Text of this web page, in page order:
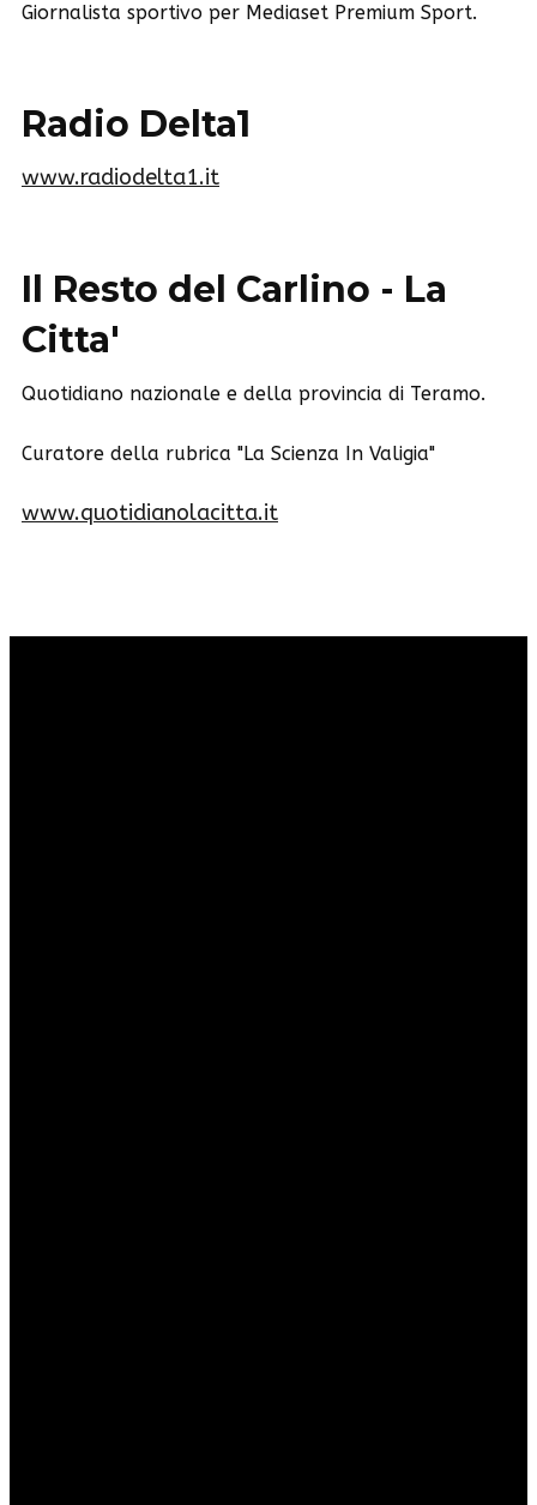
Giornalista sportivo per Mediaset Premium Sport.
Radio Delta1
www.radiodelta1.it
Il Resto del Carlino - La
Citta'
Quotidiano nazionale e della provincia di Teramo.
Curatore della rubrica "La Scienza In Valigia"
www.quotidianolacitta.it